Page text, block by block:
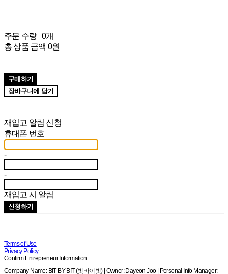
주문 수량 0개
총 상품 금액 0원
구매하기
장바구니에 담기
재입고 알림 신청
휴대폰 번호
-
-
재입고 시 알림
신청하기
Terms of Use
Privacy Policy
Confirm Entrepreneur Information
Company Name: BIT BY BIT (빗바이빗) | Owner: Dayeon Joo | Personal Info Manager: